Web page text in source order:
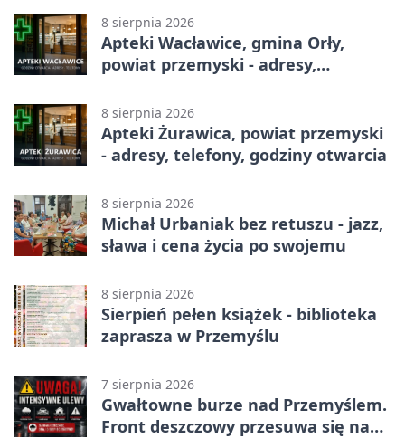
8 sierpnia 2026
Apteki Wacławice, gmina Orły,
powiat przemyski - adresy,
8 sierpnia 2026
Apteki Żurawica, powiat przemyski
- adresy, telefony, godziny otwarcia
8 sierpnia 2026
Michał Urbaniak bez retuszu - jazz,
sława i cena życia po swojemu
8 sierpnia 2026
Sierpień pełen książek - biblioteka
zaprasza w Przemyślu
7 sierpnia 2026
Gwałtowne burze nad Przemyślem.
Front deszczowy przesuwa się na